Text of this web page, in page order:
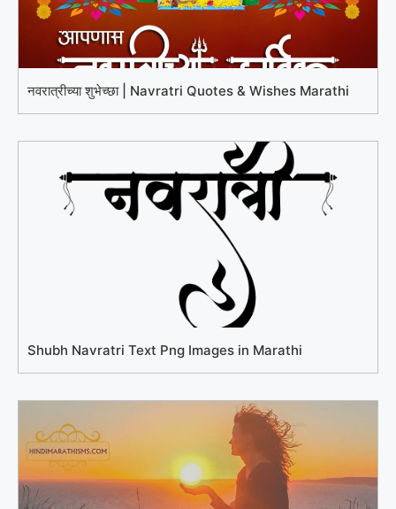
नवरात्रीच्या शुभेच्छा | Navratri Quotes & Wishes Marathi
Shubh Navratri Text Png Images in Marathi